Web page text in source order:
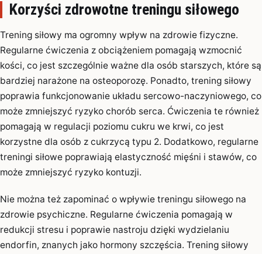
Korzyści zdrowotne treningu siłowego
Trening siłowy ma ogromny wpływ na zdrowie fizyczne.
Regularne ćwiczenia z obciążeniem pomagają wzmocnić
kości, co jest szczególnie ważne dla osób starszych, które są
bardziej narażone na osteoporozę. Ponadto, trening siłowy
poprawia funkcjonowanie układu sercowo-naczyniowego, co
może zmniejszyć ryzyko chorób serca. Ćwiczenia te również
pomagają w regulacji poziomu cukru we krwi, co jest
korzystne dla osób z cukrzycą typu 2. Dodatkowo, regularne
treningi siłowe poprawiają elastyczność mięśni i stawów, co
może zmniejszyć ryzyko kontuzji.
Nie można też zapominać o wpływie treningu siłowego na
zdrowie psychiczne. Regularne ćwiczenia pomagają w
redukcji stresu i poprawie nastroju dzięki wydzielaniu
endorfin, znanych jako hormony szczęścia. Trening siłowy